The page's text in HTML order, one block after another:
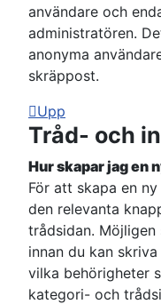
användare och
administratören.
anonyma
skräppost.
Upp
Tråd- och
Hur skapar jag en
För att skapa en
den relevanta
trådsidan.
innan du kan
vilka behörigheter
kategori- och